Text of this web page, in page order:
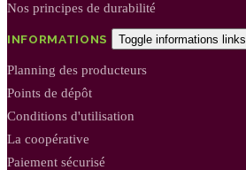
Nos principes de durabilité
INFORMATIONS Toggle informations links
Planning des producteurs
Points de dépôt
Conditions d'utilisation
La coopérative
Paiement sécurisé